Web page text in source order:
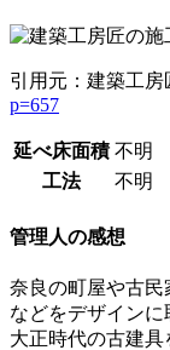
引用元：建築工
p=657
延べ床面積 不明
工法
不明
管理人の感想
奈良の町屋や古民
などをデザイン
大正時代の古建